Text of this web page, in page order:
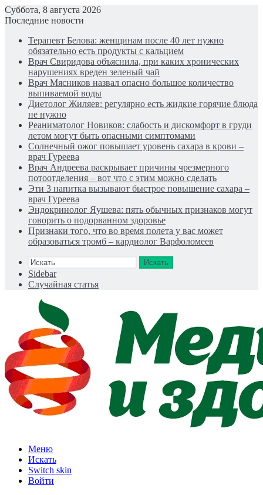
Суббота, 8 августа 2026
Последние новости
Терапевт Белова: женщинам после 40 лет нужно
обязательно есть продукты с кальцием
Врач Свиридова объяснила, при каких хронических
нарушениях вреден зеленый чай
Врач Мясников назвал опасно большое количество
выпиваемой воды
Диетолог Жиляев: регулярно есть жидкие горячие блюда
не нужно
Реаниматолог Новиков: слабость и дискомфорт в груди
летом могут быть опасными симптомами
Солнечный ожог повышает уровень сахара в крови –
врач Гуреева
Врач Андреева раскрывает причины чрезмерного
потоотделения – вот что с этим можно сделать
Эти 3 напитка вызывают быстрое повышение сахара –
врач Гуреева
Эндокринолог Яушева: пять обычных признаков могут
говорить о подорванном здоровье
Признаки того, что во время полета у вас может
образоваться тромб – кардиолог Варфоломеев
Искать
Sidebar
Случайная статья
Меню
Искать
Switch skin
Войти